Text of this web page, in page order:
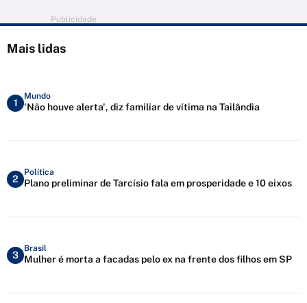
Publicidade
Mais lidas
1
Mundo
'Não houve alerta', diz familiar de vítima na Tailândia
2
Política
Plano preliminar de Tarcísio fala em prosperidade e 10 eixos
3
Brasil
Mulher é morta a facadas pelo ex na frente dos filhos em SP